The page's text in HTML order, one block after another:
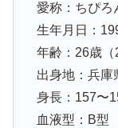
愛称：ちぴろ
生年月日：
年齢：26歳（
出身地：兵庫
身長：157〜
血液型：B型